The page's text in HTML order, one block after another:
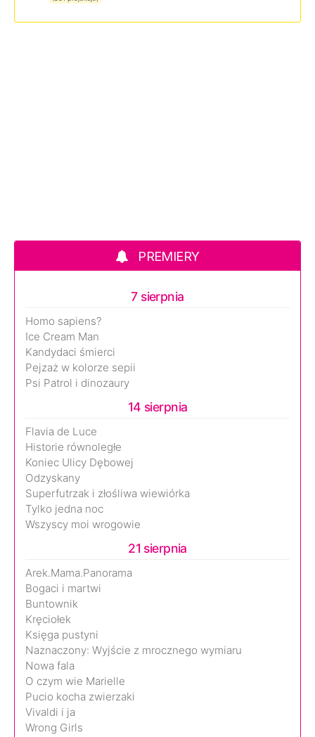
PREMIERY
7 sierpnia
Homo sapiens?
Ice Cream Man
Kandydaci śmierci
Pejzaż w kolorze sepii
Psi Patrol i dinozaury
14 sierpnia
Flavia de Luce
Historie równoległe
Koniec Ulicy Dębowej
Odzyskany
Superfutrzak i złośliwa wiewiórka
Tylko jedna noc
Wszyscy moi wrogowie
21 sierpnia
Arek.Mama.Panorama
Bogaci i martwi
Buntownik
Kręciołek
Księga pustyni
Naznaczony: Wyjście z mrocznego wymiaru
Nowa fala
O czym wie Marielle
Pucio kocha zwierzaki
Vivaldi i ja
Wrong Girls